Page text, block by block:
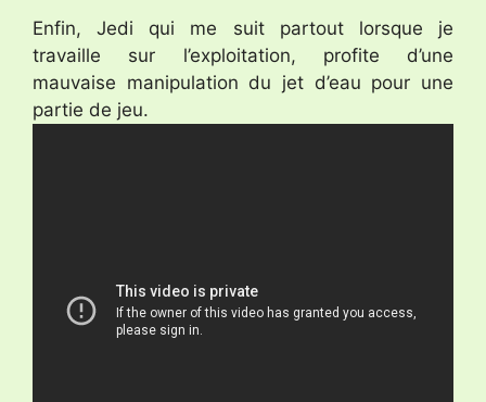
Enfin, Jedi qui me suit partout lorsque je
travaille sur l’exploitation, profite d’une
mauvaise manipulation du jet d’eau pour une
partie de jeu.